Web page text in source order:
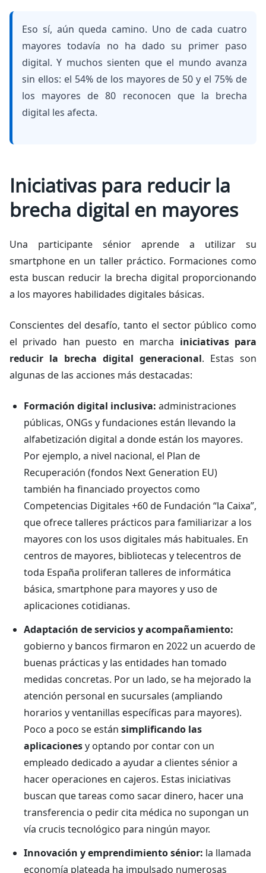
Eso sí, aún queda camino. Uno de cada cuatro
mayores todavía no ha dado su primer paso
digital. Y muchos sienten que el mundo avanza
sin ellos: el 54% de los mayores de 50 y el 75% de
los mayores de 80 reconocen que la brecha
digital les afecta.
Iniciativas para reducir la
brecha digital en mayores
Una participante sénior aprende a utilizar su
smartphone en un taller práctico. Formaciones como
esta buscan reducir la brecha digital proporcionando
a los mayores habilidades digitales básicas.
Conscientes del desafío, tanto el sector público como
el privado han puesto en marcha iniciativas para
reducir la brecha digital generacional. Estas son
algunas de las acciones más destacadas:
Formación digital inclusiva: administraciones
públicas, ONGs y fundaciones están llevando la
alfabetización digital a donde están los mayores.
Por ejemplo, a nivel nacional, el Plan de
Recuperación (fondos Next Generation EU)
también ha financiado proyectos como
Competencias Digitales +60 de Fundación “la Caixa”,
que ofrece talleres prácticos para familiarizar a los
mayores con los usos digitales más habituales. En
centros de mayores, bibliotecas y telecentros de
toda España proliferan talleres de informática
básica, smartphone para mayores y uso de
aplicaciones cotidianas.
Adaptación de servicios y acompañamiento:
gobierno y bancos firmaron en 2022 un acuerdo de
buenas prácticas y las entidades han tomado
medidas concretas. Por un lado, se ha mejorado la
atención personal en sucursales (ampliando
horarios y ventanillas específicas para mayores).
Poco a poco se están simplificando las
aplicacionesy optando por contar con un
empleado dedicado a ayudar a clientes sénior a
hacer operaciones en cajeros. Estas iniciativas
buscan que tareas como sacar dinero, hacer una
transferencia o pedir cita médica no supongan un
vía crucis tecnológico para ningún mayor.
Innovación y emprendimiento sénior: la llamada
economía plateada ha impulsado numerosas